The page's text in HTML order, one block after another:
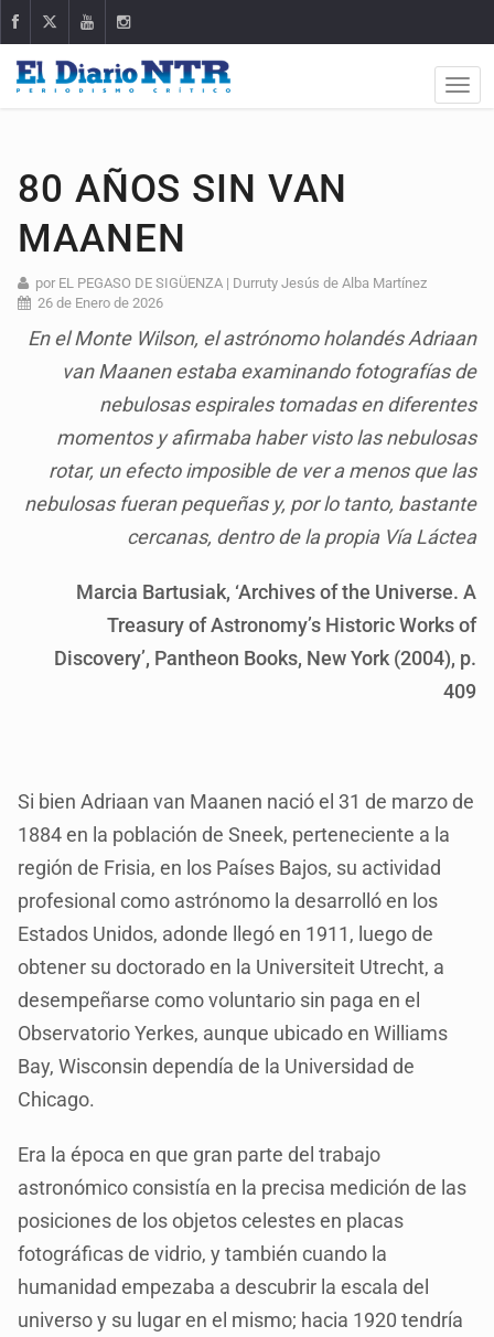
80 AÑOS SIN VAN
MAANEN
por EL PEGASO DE SIGÜENZA | Durruty Jesús de Alba Martínez
26 de Enero de 2026
En el Monte Wilson, el astrónomo holandés Adriaan
van Maanen estaba examinando fotografías de
nebulosas espirales tomadas en diferentes
momentos y afirmaba haber visto las nebulosas
rotar, un efecto imposible de ver a menos que las
nebulosas fueran pequeñas y, por lo tanto, bastante
cercanas, dentro de la propia Vía Láctea
Marcia Bartusiak, ‘Archives of the Universe. A
Treasury of Astronomy’s Historic Works of
Discovery’, Pantheon Books, New York (2004), p.
409
Si bien Adriaan van Maanen nació el 31 de marzo de
1884 en la población de Sneek, perteneciente a la
región de Frisia, en los Países Bajos, su actividad
profesional como astrónomo la desarrolló en los
Estados Unidos, adonde llegó en 1911, luego de
obtener su doctorado en la Universiteit Utrecht, a
desempeñarse como voluntario sin paga en el
Observatorio Yerkes, aunque ubicado en Williams
Bay, Wisconsin dependía de la Universidad de
Chicago.
Era la época en que gran parte del trabajo
astronómico consistía en la precisa medición de las
posiciones de los objetos celestes en placas
fotográficas de vidrio, y también cuando la
humanidad empezaba a descubrir la escala del
universo y su lugar en el mismo; hacia 1920 tendría